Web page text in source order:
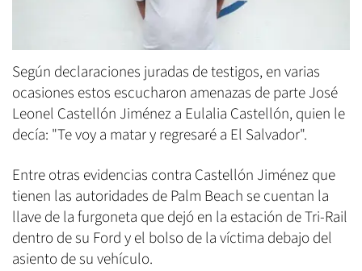
Según declaraciones juradas de testigos, en varias
ocasiones estos escucharon amenazas de parte José
Leonel Castellón Jiménez a Eulalia Castellón, quien le
decía: "Te voy a matar y regresaré a El Salvador".
Entre otras evidencias contra Castellón Jiménez que
tienen las autoridades de Palm Beach se cuentan la
llave de la furgoneta que dejó en la estación de Tri-Rail
dentro de su Ford y el bolso de la víctima debajo del
asiento de su vehículo.